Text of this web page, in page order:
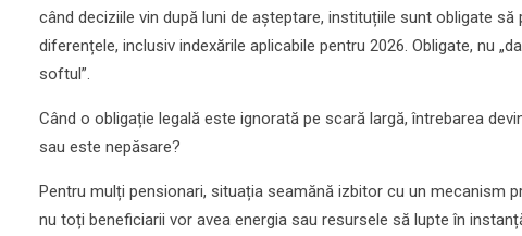
când deciziile vin după luni de așteptare, instituțiile sunt obligate
diferențele, inclusiv indexările aplicabile pentru 2026. Obligate, nu
softul”.
Când o obligație legală este ignorată pe scară largă, întrebarea
sau este nepăsare?
Pentru mulți pensionari, situația seamănă izbitor cu un mecanism
nu toți beneficiarii vor avea energia sau resursele să lupte în